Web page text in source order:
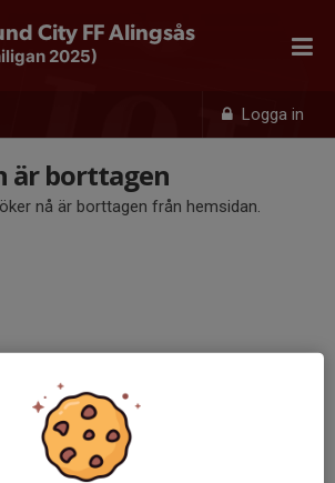
Logga in
City FF Alingsås
2025)
är borttagen
nå är borttagen från hemsidan.